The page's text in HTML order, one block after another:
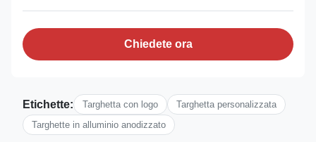
Chiedete ora
Etichette: Targhetta con logo
Targhetta personalizzata
Targhette in alluminio anodizzato